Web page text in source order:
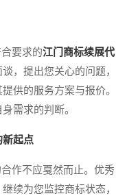
要求的江门商标续展代
，提出您关心的问题，
供的服务方案与报价。
需求的判断。
新起点
作不应戛然而止。优秀
续为您监控商标状态，